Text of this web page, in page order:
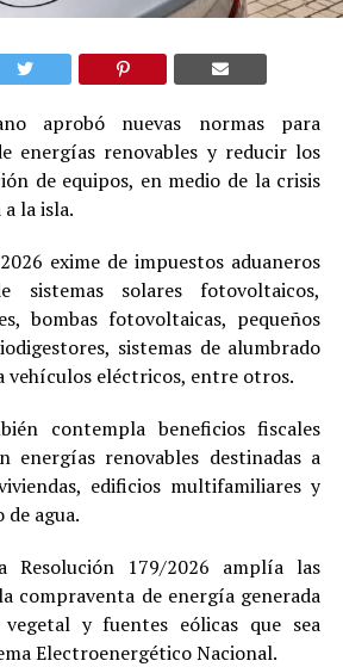
aprobó nuevas normas para
energías renovables y reducir los
de equipos, en medio de la crisis
la isla.
exime de impuestos aduaneros
sistemas solares fotovoltaicos,
bombas fotovoltaicas, pequeños
sistemas de alumbrado
vehículos eléctricos, entre otros.
contempla beneficios fiscales
energías renovables destinadas a
edificios multifamiliares y
de agua.
179/2026 amplía las
compraventa de energía generada
vegetal y fuentes eólicas que sea
Electroenergético Nacional.